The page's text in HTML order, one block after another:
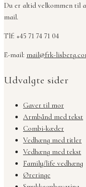
Du er altid velkommen til
mail.
Tlf: +45 71 74 71 04
E-mail: mail@frk-
Udvalgte sider
Gaver til mor
Armbånd med tekst
Combi-kæder
Vedhæng med titler
Vedhæng med tekst
Family/life vedhæng
Øreringe